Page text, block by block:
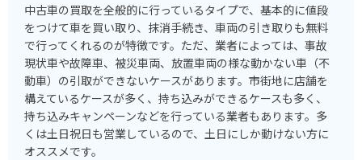
中古車の買取を全般的に行っているタイプで、基本的に値段
をつけて車を買い取り、抹消手続き、車両の引き取りも無料
で行ってくれるのが特徴です。ただ、業者によっては、事故
現状車や故障車、被災車両、放置車両の様な動かない車（不
動車）の引取ができないケースがあります。市街地に店舗を
構えているケースが多く、持ち込みができるケースも多く、
持ち込みキャンペーンなどを行っている業者もあります。多
くは土日祝日も営業しているので、土日にしか動けない方に
オススメです。